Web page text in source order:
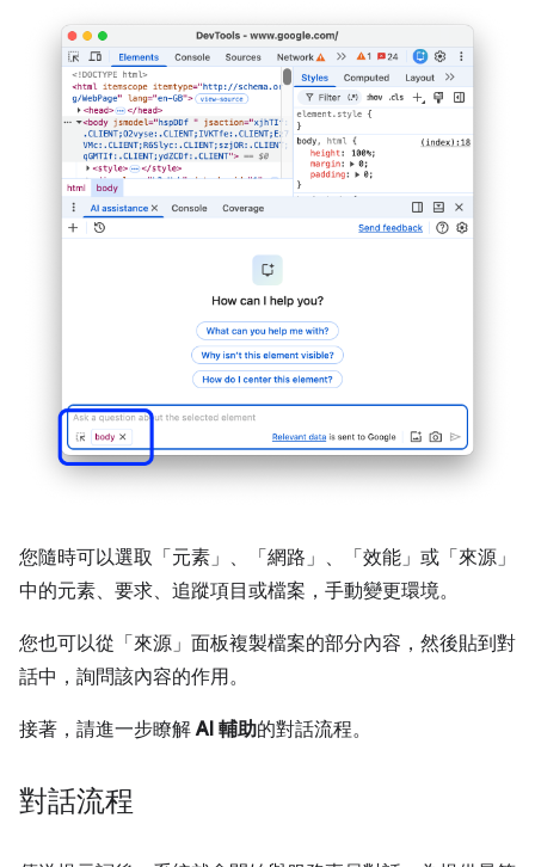
您隨時可以選取「元素」 、「網路」 、「效能」 或「來源」
中的元素、要求、追蹤項目或檔案，手動變更環境。
您也可以從「來源」 面板複製檔案的部分內容，然後貼到對
話中，詢問該內容的作用。
接著，請進一步瞭解AI 輔助的對話流程。
對話流程